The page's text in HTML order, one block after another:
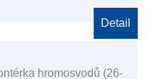
Detail
hromosvodů (26-